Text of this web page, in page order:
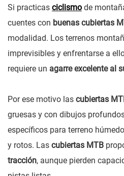
Si practicas ciclismo de
cuentes con buenas cubiertas
modalidad. Los terrenos
imprevisibles y enfrentarse a
requiere un agarre excelente al
Por ese motivo las cubiertas
gruesas y con dibujos
específicos para terreno
y rotos. Las cubiertas MTB
tracción, aunque pierden